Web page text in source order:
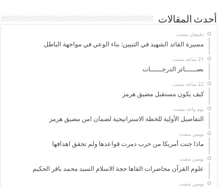
أحدث المقالات
‏دقيقتان مضت
مسيرة القائد الشهيد في التبيين: بناء الوعي في مواجهة الباطل
بصــــــائر الدرجــــــات
كيف يكون مستقبل مضيق هرمز
‏يوم واحد مضت
التفاصيل الأولية للخطة الاستراتيجية لضمان امن مضيق هرمز
‏يومين مضت
ماذا جنت أمريكا من حرب دمرت قواعدها ولم تحقق اهدافها
‏يومين مضت
علوم القرآن محاضرات القاها حجة الاسلام السيد محمد باقر الحكيم
‏يومين مضت